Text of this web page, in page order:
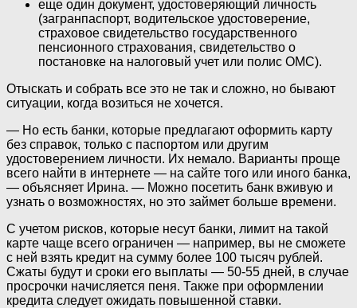
еще один документ, удостоверяющий личность
(загранпаспорт, водительское удостоверение,
страховое свидетельство государственного
пенсионного страхования, свидетельство о
постановке на налоговый учет или полис ОМС).
Отыскать и собрать все это не так и сложно, но бывают
ситуации, когда возиться не хочется.
— Но есть банки, которые предлагают оформить карту
без справок, только с паспортом или другим
удостоверением личности. Их немало. Варианты проще
всего найти в интернете — на сайте того или иного банка,
— объясняет Ирина. — Можно посетить банк вживую и
узнать о возможностях, но это займет больше времени.
С учетом рисков, которые несут банки, лимит на такой
карте чаще всего ограничен — например, вы не сможете
с ней взять кредит на сумму более 100 тысяч рублей.
Сжаты будут и сроки его выплаты — 50-55 дней, в случае
просрочки начисляется пеня. Также при оформлении
кредита следует ожидать повышенной ставки.